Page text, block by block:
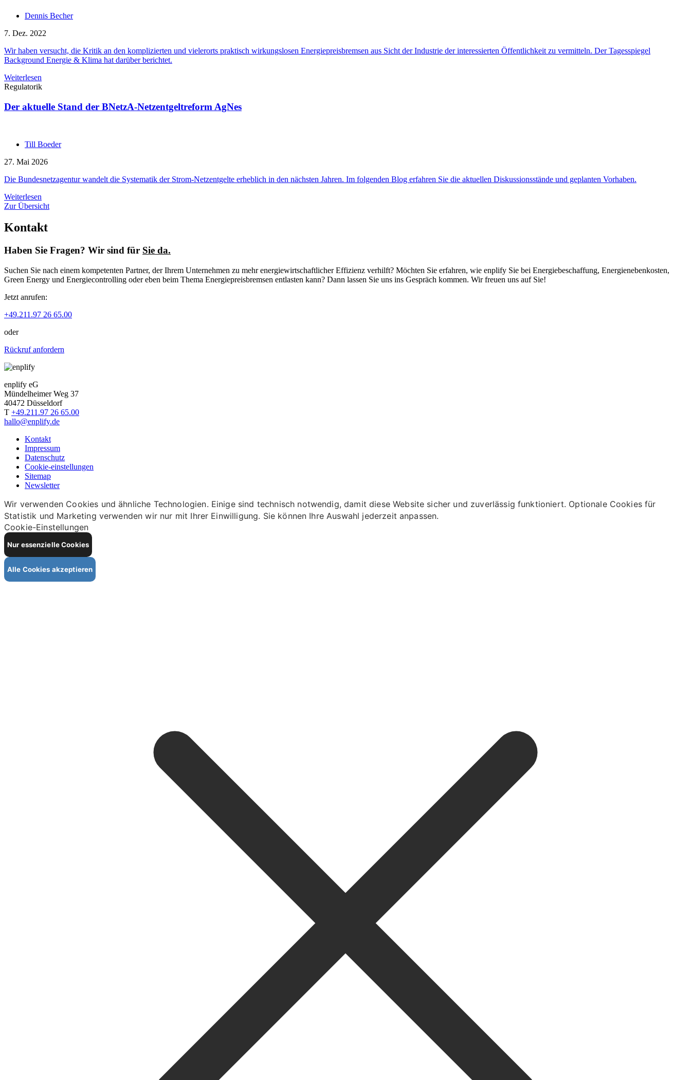
Dennis Becher
7. Dez. 2022
Wir haben versucht, die Kritik an den komplizierten und vielerorts praktisch wirkungslosen Energiepreisbremsen aus Sicht der Industrie der interessierten Öffentlichkeit zu vermitteln. Der Tagesspiegel
Background Energie & Klima hat darüber berichtet.
Weiterlesen
Regulatorik
Der aktuelle Stand der BNetzA-Netzentgeltreform AgNes
Till Boeder
27. Mai 2026
Die Bundesnetzagentur wandelt die Systematik der Strom-Netzentgelte erheblich in den nächsten Jahren. Im folgenden Blog erfahren Sie die aktuellen Diskussionsstände und geplanten Vorhaben.
Weiterlesen
Zur Übersicht
Kontakt
Haben Sie Fragen? Wir sind für Sie da.
Suchen Sie nach einem kompetenten Partner, der Ihrem Unternehmen zu mehr energiewirtschaftlicher Effizienz verhilft? Möchten Sie erfahren, wie enplify Sie bei Energiebeschaffung, Energienebenkosten,
Green Energy und Energiecontrolling oder eben beim Thema Energiepreisbremsen entlasten kann? Dann lassen Sie uns ins Gespräch kommen. Wir freuen uns auf Sie!
Jetzt anrufen:
+49.211.97 26 65.00
oder
Rückruf anfordern
enplify eG
Mündelheimer Weg 37
40472 Düsseldorf
T +49.211.97 26 65.00
hallo@enplify.de
Kontakt
Impressum
Datenschutz
Cookie-einstellungen
Sitemap
Newsletter
Wir verwenden Cookies und ähnliche Technologien. Einige sind technisch notwendig, damit diese Website sicher und zuverlässig funktioniert. Optionale Cookies für
Statistik und Marketing verwenden wir nur mit Ihrer Einwilligung. Sie können Ihre Auswahl jederzeit anpassen.
Cookie-Einstellungen
Nur essenzielle Cookies
Alle Cookies akzeptieren